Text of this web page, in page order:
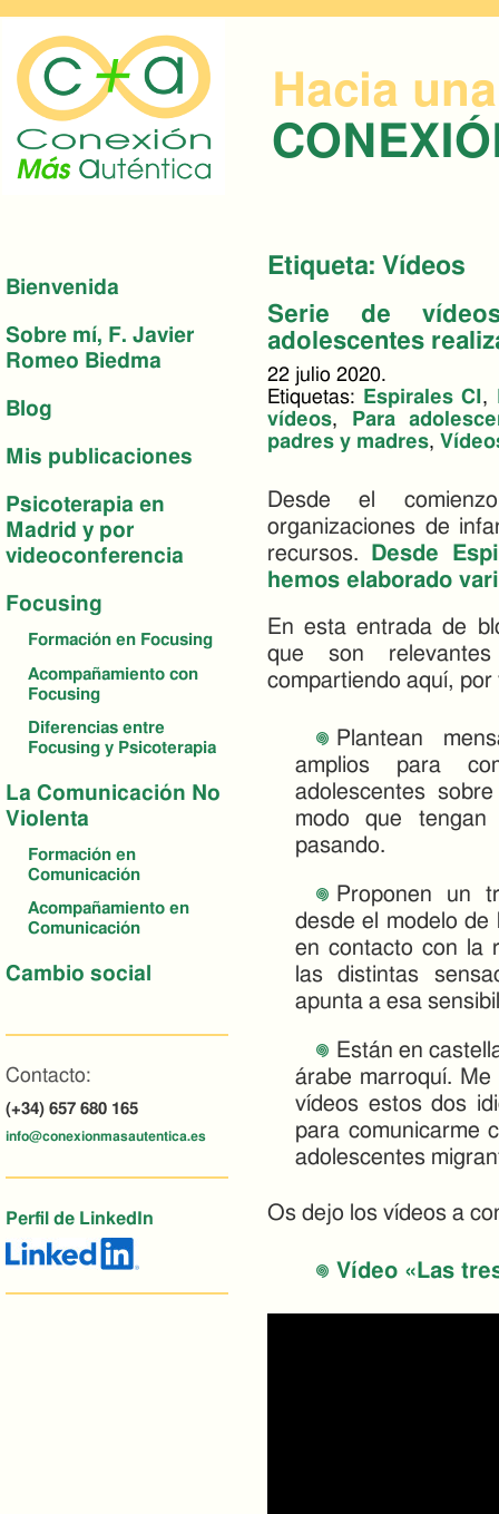
Hacia una
Bienvenida
Sobre mí, F. Javier
Romeo Biedma
Blog
Mis publicaciones
Psicoterapia en
Madrid y por
videoconferencia
Focusing
Formación en Focusing
Acompañamiento con
Focusing
Diferencias entre
Focusing y Psicoterapia
La Comunicación No
Violenta
Formación en
Comunicación
Acompañamiento en
Comunicación
Cambio social
Contacto:
(+34) 657 680 165
info@conexionmasautentica.es
Perfil de LinkedIn
Etiqueta: Vídeos
Serie de
adolescentes
22 julio 2020.
Etiquetas:
Espirales CI ,
vídeos,
Para
padres y madres,
Desde el
organizaciones de
recursos.
Desde
hemos elaborado
En esta entrada de
que son
compartiendo aquí, por
Plantean
amplios para
adolescentes
modo que
pasando.
Proponen un
desde el modelo de
en contacto con la
las distintas
apunta a esa
Están en
árabe marroquí.
vídeos estos dos
para comunicarme
adolescentes
Os dejo los vídeos a
Vídeo «Las